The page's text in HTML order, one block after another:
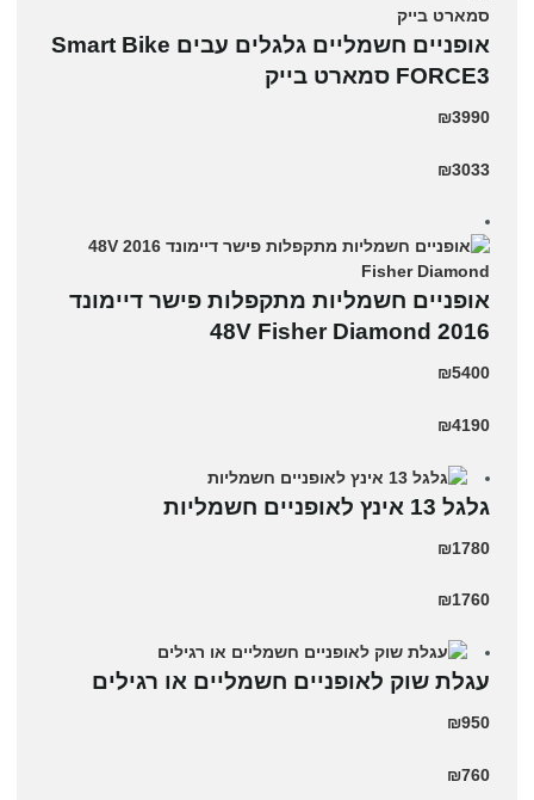
אופניים חשמליים גלגלים עבים Smart Bike
FORCE3 סמארט בייק
₪3990
₪3033
אופניים חשמליות מתקפלות פישר דיימונד
2016 48V Fisher Diamond
₪5400
₪4190
גלגל 13 אינץ לאופניים חשמליות
₪1780
₪1760
עגלת שוק לאופניים חשמליים או רגילים
₪950
₪760